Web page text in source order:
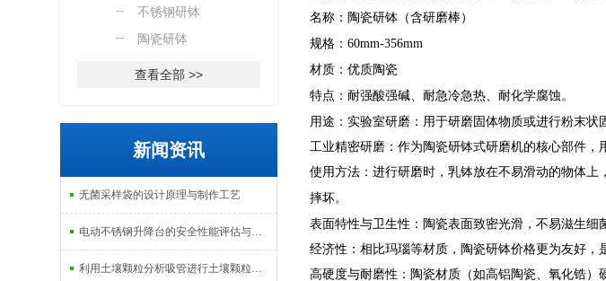
不锈钢研钵
陶瓷研钵
查看全部 >>
新闻资讯
无菌采样袋的设计原理与制作工艺
电动不锈钢升降台的安全性能评估与控制
利用土壤颗粒分析吸管进行土壤颗粒定量分析的研究
名称：陶瓷研钵（含研磨棒）
规格：60mm-356mm
材质：优质陶瓷
特点：耐强酸强碱、耐急冷急热、耐化学腐蚀。
用途：实验室研磨 ：用于研磨固体物质或进行粉末状
工业精密研磨 ：作为陶瓷研钵式研磨机的核心部件
使用方法：进行研磨时，乳钵放在不易滑动的物体
摔坏。
表面特性与卫生性 ：陶瓷表面致密光滑，不易滋生细
经济性 ：相比玛瑙等材质，陶瓷研钵价格更为友好，
高硬度与耐磨性 ：陶瓷材质（如高铝陶瓷、氧化锆